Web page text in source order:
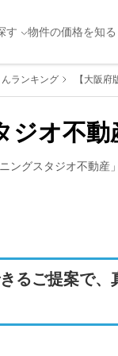
す 物件の価格を知る
ランキング 【大阪
ジオ不動
ングスタジオ不動産
るご提案で、